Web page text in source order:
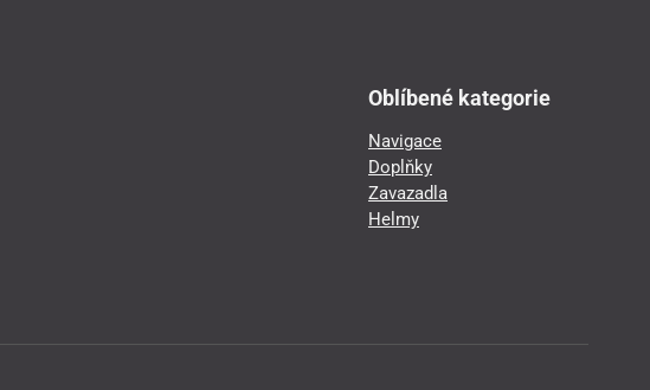
Oblíbené kategorie
Navigace
Doplňky
Zavazadla
Helmy